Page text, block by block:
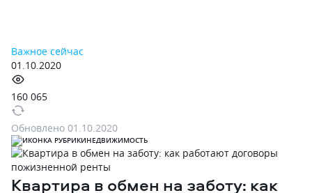
Важное сейчас
01.10.2020
160 065
Обновлено 01.10.2020
НЕДВИЖИМОСТЬ
Квартира в обмен на заботу: как